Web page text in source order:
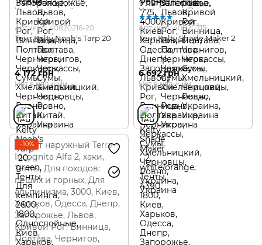
Артикул: 40820216-20
Тент Kelty Noah's Tarp 20
4 172 грн
Нет в наличии
Артикул: 40820715
Тент Kelty Shade Maker 2
6 692 грн
Нет в наличии
−10%